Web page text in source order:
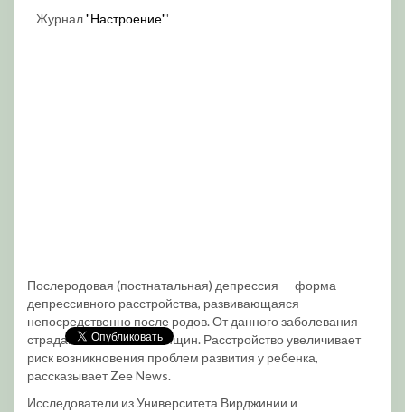
Журнал"Настроение"'
Послеродовая (постнатальная) депрессия — форма
депрессивного расстройства, развивающаяся
непосредственно после родов. От данного заболевания
страдают почти 20% женщин. Расстройство увеличивает
риск возникновения проблем развития у ребенка,
рассказывает Zee News.
Исследователи из Университета Вирджинии и